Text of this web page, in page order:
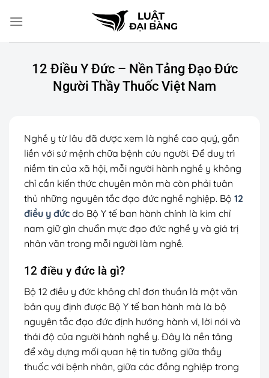
đến
12 Điều Y Đức – Nền Tảng Đạo Đức
Người Thầy Thuốc Việt Nam
Nghề y từ lâu đã được xem là nghề cao quý, gắn
liền với sứ mệnh chữa bệnh cứu người. Để duy trì
niềm tin của xã hội, mỗi người hành nghề y không
chỉ cần kiến thức chuyên môn mà còn phải tuân
thủ những nguyên tắc đạo đức nghề nghiệp. Bộ 12
điều y đức do Bộ Y tế ban hành chính là kim chỉ
nam giữ gìn chuẩn mực đạo đức nghề y và giá trị
nhân văn trong mỗi người làm nghề.
12 điều y đức là gì?
Bộ 12 điều y đức không chỉ đơn thuần là một văn
bản quy định được Bộ Y tế ban hành mà là bộ
nguyên tắc đạo đức định hướng hành vi, lời nói và
thái độ của người hành nghề y. Đây là nền tảng
để xây dựng mối quan hệ tin tưởng giữa thầy
thuốc với bệnh nhân, giữa các đồng nghiệp trong